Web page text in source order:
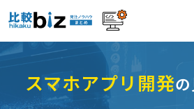
スマホアプリ開発